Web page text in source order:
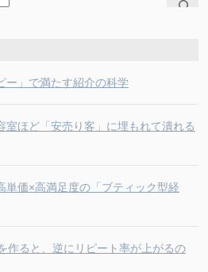
ー」で満たす紹介の科学
室ほど「安売り客」に埋もれて潰れる
単価×高満足度の「ブティック型経
作ると、逆にリピート率が上がるの